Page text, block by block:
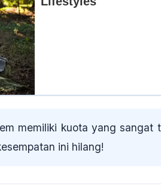
memiliki kuota yangsangat
ini hilang!